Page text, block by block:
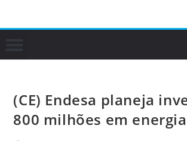
(CE) Endesa planeja
800 milhões em energia